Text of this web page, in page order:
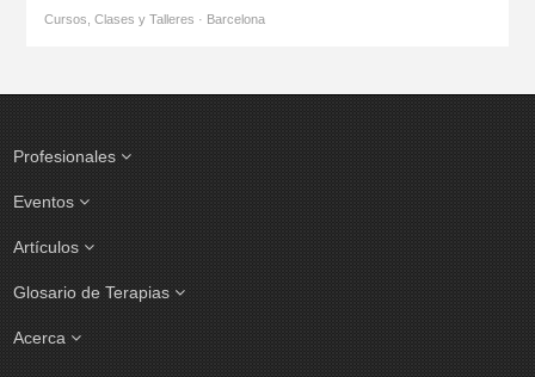
Cursos, Clases y Talleres · Barcelona
Profesionales
Eventos
Artículos
Glosario de Terapias
Acerca